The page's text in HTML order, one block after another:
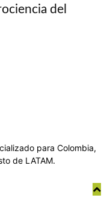
del
para Colombia,
de LATAM.